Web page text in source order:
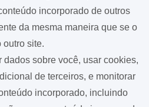
incorporado de outros
da mesma maneira que se o
outro site.
dados sobre você, usar cookies,
de terceiros, e monitorar
incorporado, incluindo